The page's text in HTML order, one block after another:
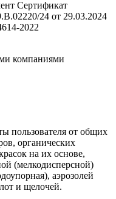
Сертификат
24 от 29.03.2024
2022
компаниями
пользователя от общих
органических
на их основе,
(мелкодисперсной)
аэрозолей
и щелочей.